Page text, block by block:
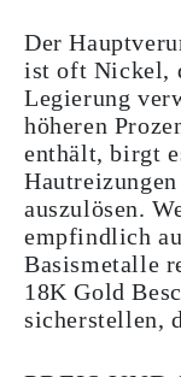
Der
ist oft Nickel,
Legierung
höheren
enthält, birgt
auszulösen.
empfindlich
Basismetalle
18K Gold
sicherstellen,